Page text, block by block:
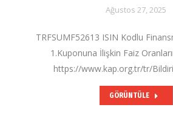
Ağustos 27, 2025
TRFSUMF52613 ISIN Kodlu
1.Kuponuna İlişkin Faiz
https://www.kap.org.tr/tr/
GÖRÜNTÜLE